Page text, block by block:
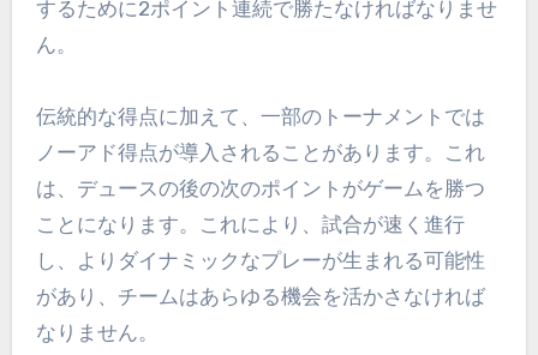
するために2ポイント連続で勝たなければなりませ
ん。
伝統的な得点に加えて、一部のトーナメントでは
ノーアド得点が導入されることがあります。これ
は、デュースの後の次のポイントがゲームを勝つ
ことになります。これにより、試合が速く進行
し、よりダイナミックなプレーが生まれる可能性
があり、チームはあらゆる機会を活かさなければ
なりません。